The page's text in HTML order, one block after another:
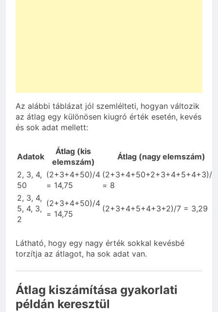
Az alábbi táblázat jól szemlélteti, hogyan változik
az átlag egy különösen kiugró érték esetén, kevés
és sok adat mellett:
Adatok
Átlag (kis
elemszám)
Átlag (nagy elemszám)
2, 3, 4,
50
(2+3+4+50)/4
= 14,75
(2+3+4+50+2+3+4+5+4+3)/
= 8
2, 3, 4,
5, 4, 3,
2
(2+3+4+50)/4
= 14,75
(2+3+4+5+4+3+2)/7 = 3,29
Látható, hogy egy nagy érték sokkal kevésbé
torzítja az átlagot, ha sok adat van.
Átlag kiszámítása gyakorlati
példán keresztül